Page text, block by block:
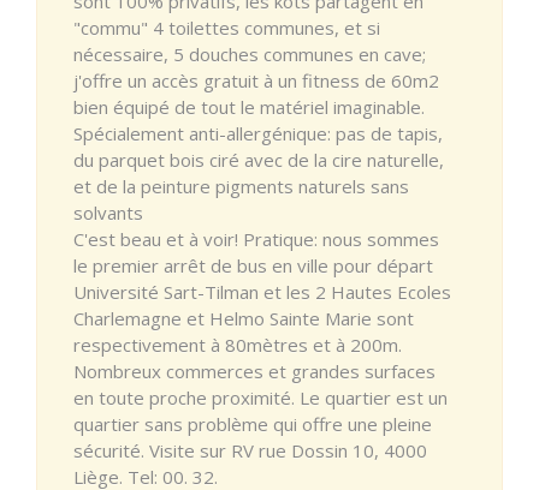
"commu" 4 toilettes communes, et si
nécessaire, 5 douches communes en cave;
j'offre un accès gratuit à un fitness de 60m2
bien équipé de tout le matériel imaginable.
Spécialement anti-allergénique: pas de tapis,
du parquet bois ciré avec de la cire naturelle,
et de la peinture pigments naturels sans
solvants
C'est beau et à voir! Pratique: nous sommes
le premier arrêt de bus en ville pour départ
Université Sart-Tilman et les 2 Hautes Ecoles
Charlemagne et Helmo Sainte Marie sont
respectivement à 80mètres et à 200m.
Nombreux commerces et grandes surfaces
en toute proche proximité. Le quartier est un
quartier sans problème qui offre une pleine
sécurité. Visite sur RV rue Dossin 10, 4000
Liège. Tel: 00. 32.